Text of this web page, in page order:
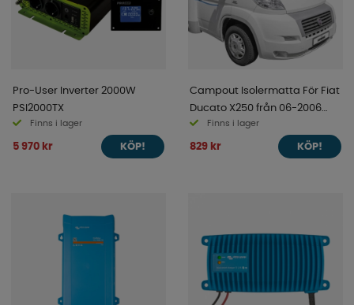
Pro-User Inverter 2000W
PSI2000TX
Finns i lager
5 970 kr KÖP!
Campout Isolermatta För Fiat
Ducato X250 från 06-2006
(X250) - 2014
Finns i lager
829 kr KÖP!